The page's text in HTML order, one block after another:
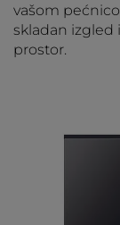
vašom
skladan izgled
prostor.